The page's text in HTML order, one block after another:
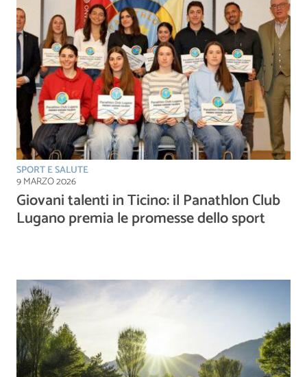
SPORT E SALUTE
9 MARZO 2026
Giovani talenti in Ticino: il Panathlon Club
Lugano premia le promesse dello sport